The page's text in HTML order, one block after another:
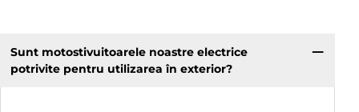
Sunt motostivuitoarele noastre electrice
potrivite pentru utilizarea în exterior?